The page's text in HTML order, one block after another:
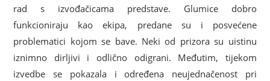
rad s izvođačicama predstave. Glumice dobro
funkcioniraju kao ekipa, predane su i posvećene
problematici kojom se bave. Neki od prizora su uistinu
iznimno dirljivi i odlično odigrani. Međutim, tijekom
izvedbe se pokazala i određena neujednačenost pri